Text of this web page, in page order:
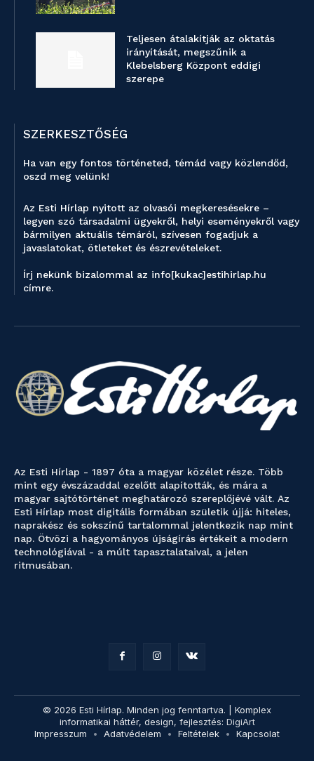
Teljesen átalakítják az oktatás
irányítását, megszűnik a
Klebelsberg Központ eddigi
szerepe
SZERKESZTŐSÉG
Ha van egy fontos történeted, témád vagy közlendőd,
oszd meg velünk!
Az Esti Hírlap nyitott az olvasói megkeresésekre –
legyen szó társadalmi ügyekről, helyi eseményekről vagy
bármilyen aktuális témáról, szívesen fogadjuk a
javaslatokat, ötleteket és észrevételeket.
Írj nekünk bizalommal az info[kukac]estihirlap.hu
címre.
Az Esti Hírlap - 1897 óta a magyar közélet része. Több
mint egy évszázaddal ezelőtt alapították, és mára a
magyar sajtótörténet meghatározó szereplőjévé vált. Az
Esti Hírlap most digitális formában születik újjá: hiteles,
naprakész és sokszínű tartalommal jelentkezik nap mint
nap. Ötvözi a hagyományos újságírás értékeit a modern
technológiával - a múlt tapasztalataival, a jelen
ritmusában.
© 2026 Esti Hírlap. Minden jog fenntartva. | Komplex
informatikai háttér, design, fejlesztés: DigiArt
Impresszum
Adatvédelem Feltételek Kapcsolat